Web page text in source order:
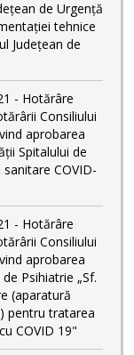
de Urgență
tehnice
Județean de
- Hotărâre
Consiliului
aprobarea
Spitalului de
COVID-
- Hotărâre
Consiliului
aprobarea
Psihiatrie „Sf.
(aparatură
pentru tratarea
COVID 19"